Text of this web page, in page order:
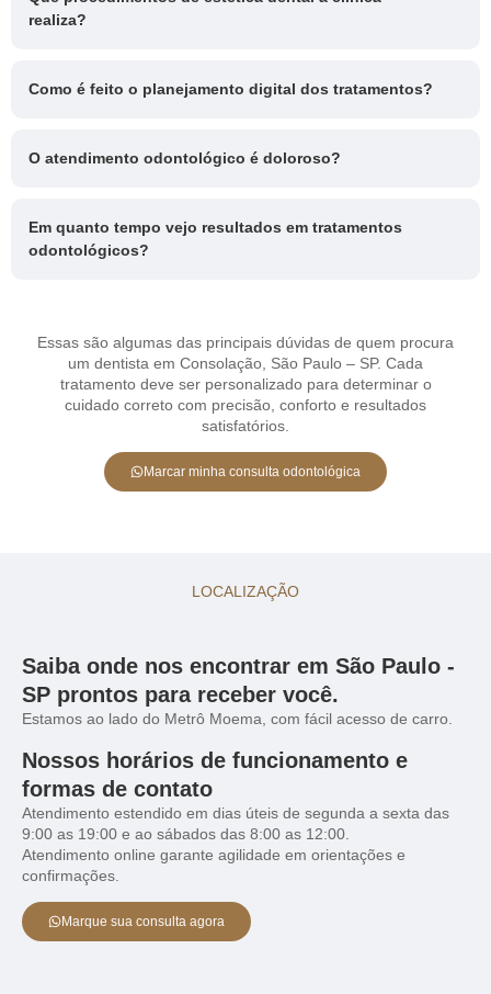
realiza?
Como é feito o planejamento digital dos tratamentos?
O atendimento odontológico é doloroso?
Em quanto tempo vejo resultados em tratamentos
odontológicos?
Essas são algumas das principais dúvidas de quem procura
um dentista em Consolação, São Paulo – SP. Cada
tratamento deve ser personalizado para determinar o
cuidado correto com precisão, conforto e resultados
satisfatórios.
Marcar minha consulta odontológica
LOCALIZAÇÃO
Saiba onde nos encontrar em São Paulo -
SP prontos para receber você.
Estamos ao lado do Metrô Moema, com fácil acesso de carro.
Nossos horários de funcionamento e
formas de contato
Atendimento estendido em dias úteis de segunda a sexta das
9:00 as 19:00 e ao sábados das 8:00 as 12:00.
Atendimento online garante agilidade em orientações e
confirmações.
Marque sua consulta agora